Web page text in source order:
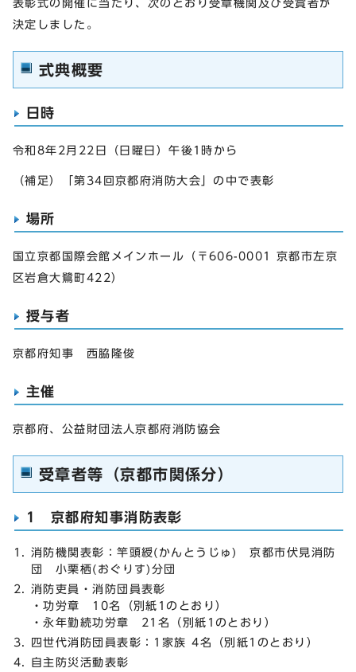
表彰式の開催に当たり、次のとおり受章機関及び受賞者が
決定しました。
式典概要
日時
令和8年2月22日（日曜日）午後1時から
（補足）「第34回京都府消防大会」の中で表彰
場所
国立京都国際会館メインホール（〒606-0001 京都市左京
区岩倉大鷺町422）
授与者
京都府知事 西脇隆俊
主催
京都府、公益財団法人京都府消防協会
受章者等（京都市関係分）
1 京都府知事消防表彰
消防機関表彰：竿頭綬(かんとうじゅ) 京都市伏見消防
団 小栗栖(おぐりす)分団
消防吏員・消防団員表彰
・功労章 10名（別紙1のとおり）
・永年勤続功労章 21名（別紙1のとおり）
四世代消防団員表彰：1家族 4名（別紙1のとおり）
自主防災活動表彰